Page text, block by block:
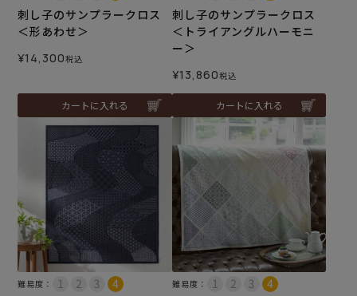
刺し子のサンプラークロス
＜形あわせ＞
¥14,300税込
カートに入れる
刺し子のサンプラークロス
＜トライアングルハーモニ
ー＞
¥13,860税込
カートに入れる
難易度： 難易度：